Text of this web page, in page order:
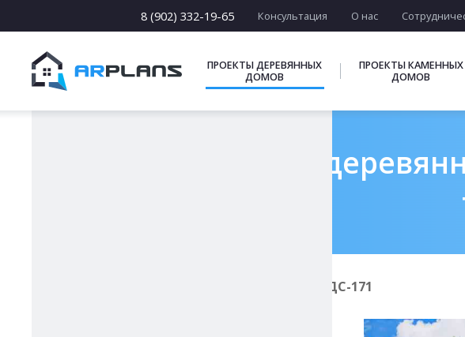
8 (902) 332-19-65 Консультация О нас
ПРОЕКТЫ ДЕРЕВЯННЫХ
ДОМОВ
ПРОЕКТЫ КАМЕННЫХ
ДОМОВ
Готовый проект
ДС-171
15 х [15-23]
16 х [16-20]
ПОДБОРКИ